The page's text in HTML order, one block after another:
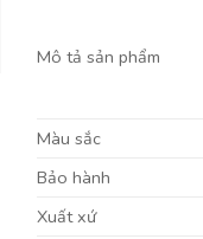
Mô tả sản phẩm
Màu sắc
Bảo hành
Xuất xứ